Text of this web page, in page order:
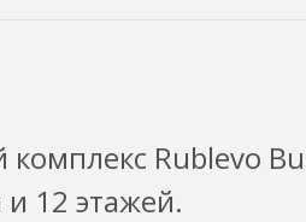
Rublevo
и 12 этажей.